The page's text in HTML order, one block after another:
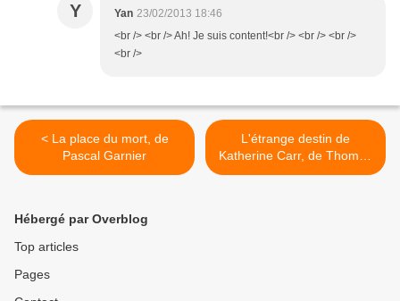
Y Yan 23/02/2013 18:46
<br /> <br /> Ah! Je suis content!<br /> <br /> <br />
<br />
< La place du mort, de
Pascal Garnier
L'étrange destin de
Katherine Carr, de Thomas
H. Cook >
Hébergé par Overblog
Top articles
Pages